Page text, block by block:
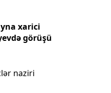
xarici
görüşü
naziri